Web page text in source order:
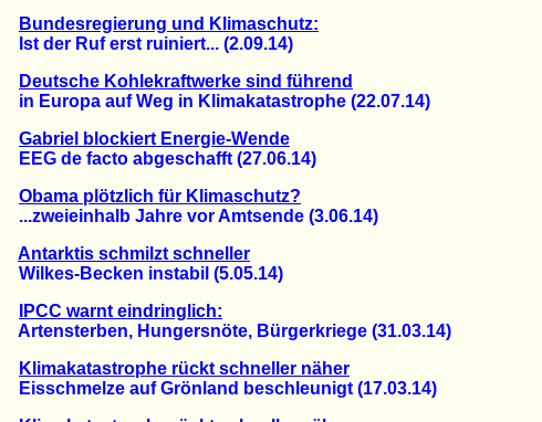
Bundesregierung und Klimaschutz:
Ist der Ruf erst ruiniert... (2.09.14)
Deutsche Kohlekraftwerke sind führend
in Europa auf Weg in Klimakatastrophe (22.07.14)
Gabriel blockiert Energie-Wende
EEG de facto abgeschafft (27.06.14)
Obama plötzlich für Klimaschutz?
...zweieinhalb Jahre vor Amtsende (3.06.14)
Antarktis schmilzt schneller
Wilkes-Becken instabil (5.05.14)
IPCC warnt eindringlich:
Artensterben, Hungersnöte, Bürgerkriege (31.03.14)
Klimakatastrophe rückt schneller näher
Eisschmelze auf Grönland beschleunigt (17.03.14)